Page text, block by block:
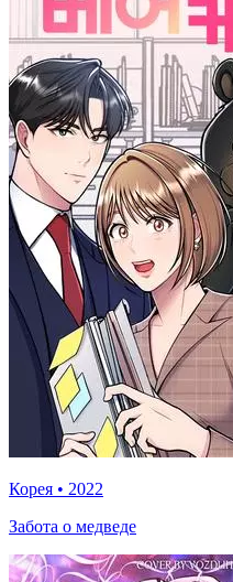
Корея • 2022
Забота о медведе